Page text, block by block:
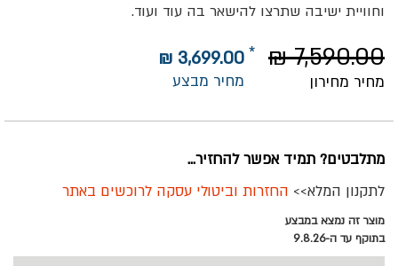
וחוויית ישיבה שתרצו להישאר בה עוד ועוד.
מחיר מבצע
3,699.00 ₪
מחיר מחירון
7,590.00 ₪
מתלבטים? תמיד אפשר להחזיר...
לתקנון המלא>> החזרות וביטולי עסקה לרוכשים באתר
מוצר זה נמצא במבצע
בתוקף עד ה-9.8.26